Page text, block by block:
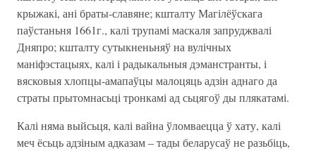
крыжакі, ані браты-славяне; кшталту Магілёўскага
паўстаньня 1661г., калі трупамі маскаля запруджвалі
Дняпро; кшталту сутыкненьняў на вулічных
маніфэстацыях, калі і радыкальныя дэманстранты, і
вясковыя хлопцы-амапаўцы малоцяць адзін аднаго да
страты прытомнасьці тронкамі ад сьцягоў ды плякатамі.
Калі няма выйсьця, калі вайна ўломваецца ў хату, калі
меч ёсьць адзіным адказам – тады беларусаў не разьбіць,